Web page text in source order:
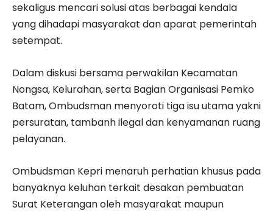
sekaligus mencari solusi atas berbagai kendala
yang dihadapi masyarakat dan aparat pemerintah
setempat.
Dalam diskusi bersama perwakilan Kecamatan
Nongsa, Kelurahan, serta Bagian Organisasi Pemko
Batam, Ombudsman menyoroti tiga isu utama yakni
persuratan, tambanh ilegal dan kenyamanan ruang
pelayanan.
Ombudsman Kepri menaruh perhatian khusus pada
banyaknya keluhan terkait desakan pembuatan
Surat Keterangan oleh masyarakat maupun